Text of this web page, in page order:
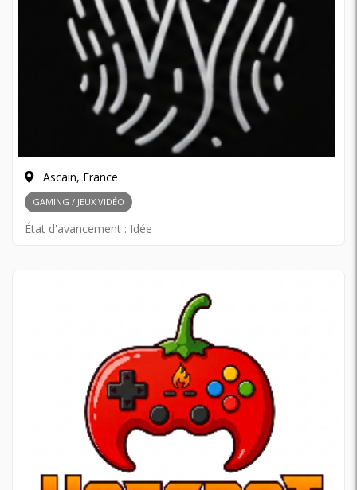
Ascain, France
GAMING / JEUX VIDÉO
État d'avancement : Idée